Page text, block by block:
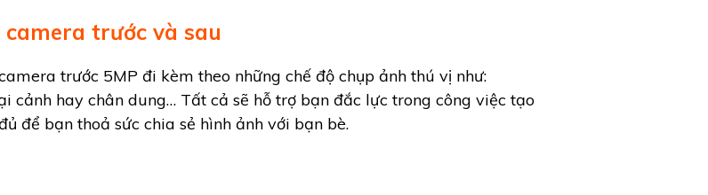
trước và sau
trước 5MP đi kèm theo những chế độ chụp ảnh thú vị như:
cảnh hay chân dung… Tất cả sẽ hỗ trợ bạn đắc lực trong công việc tạo
để bạn thoả sức chia sẻ hình ảnh với bạn bè.